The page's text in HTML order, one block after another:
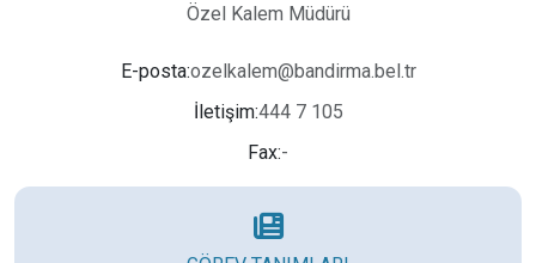
Özel Kalem Müdürü
E-posta:ozelkalem@bandirma.bel.tr
İletişim:444 7 105
Fax:-